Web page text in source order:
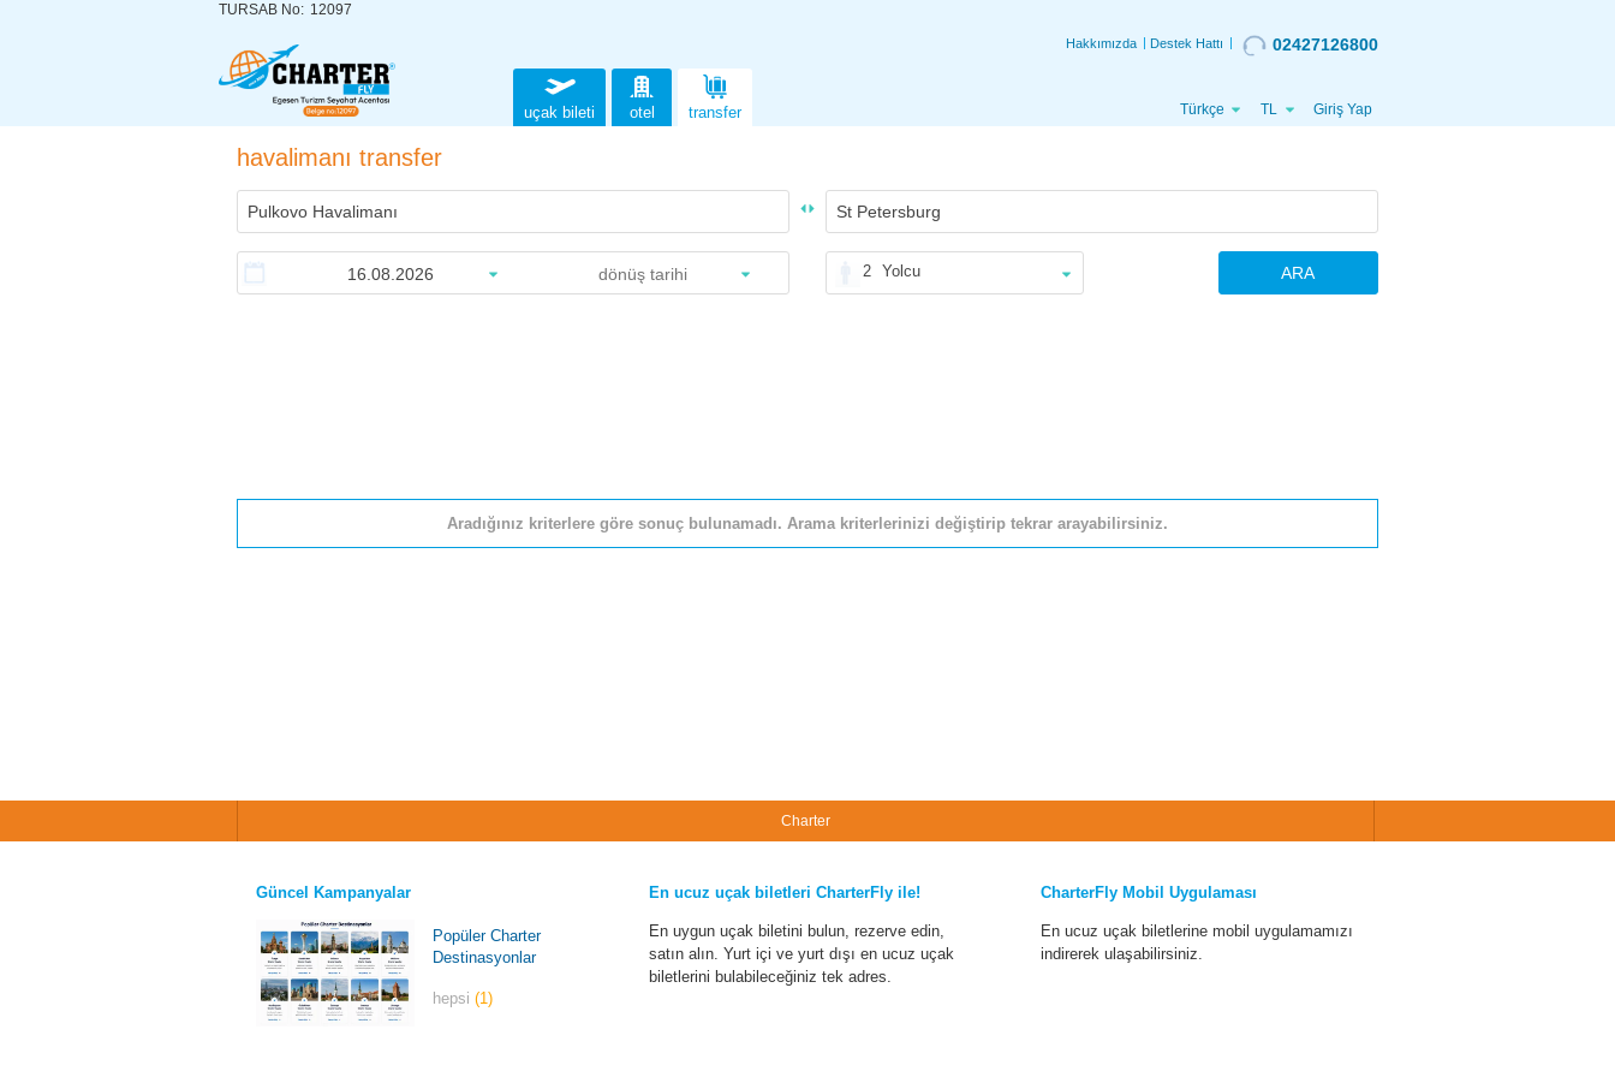
TURSAB No: 12097
Hakkımızda Destek Hattı 02427126800
uçak bileti otel transfer Türkçe TL Giriş Yap
havalimanı transfer
2 Yolcu ARA
Aradığınız kriterlere göre sonuç bulunamadı. Arama kriterlerinizi değiştirip tekrar arayabilirsiniz.
Charter
Güncel Kampanyalar
Popüler Charter
Destinasyonlar
hepsi(1)
En ucuz uçak biletleri CharterFly ile!
En uygun uçak biletini bulun, rezerve edin,
satın alın. Yurt içi ve yurt dışı en ucuz uçak
biletlerini bulabileceğiniz tek adres.
CharterFly Mobil Uygulaması
En ucuz uçak biletlerine mobil uygulamamızı
indirerek ulaşabilirsiniz.